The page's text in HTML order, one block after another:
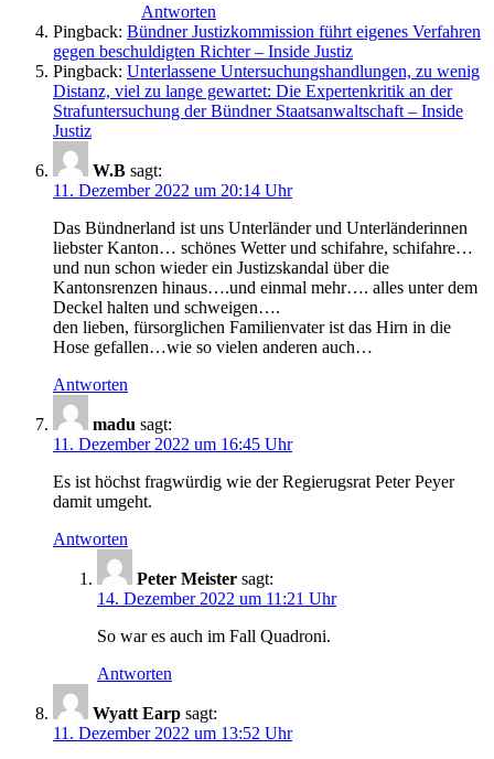
Antworten
Pingback: Bündner Justizkommission führt eigenes Verfahren
gegen beschuldigten Richter – Inside Justiz
Pingback: Unterlassene Untersuchungshandlungen, zu wenig
Distanz, viel zu lange gewartet: Die Expertenkritik an der
Strafuntersuchung der Bündner Staatsanwaltschaft – Inside
Justiz
W.B sagt:
11. Dezember 2022 um 20:14 Uhr
Das Bündnerland ist uns Unterländer und Unterländerinnen
liebster Kanton… schönes Wetter und schifahre, schifahre…
und nun schon wieder ein Justizskandal über die
Kantonsrenzen hinaus….und einmal mehr…. alles unter dem
Deckel halten und schweigen….
den lieben, fürsorglichen Familienvater ist das Hirn in die
Hose gefallen…wie so vielen anderen auch…
Antworten
madu sagt:
11. Dezember 2022 um 16:45 Uhr
Es ist höchst fragwürdig wie der Regierugsrat Peter Peyer
damit umgeht.
Antworten
Peter Meister sagt:
14. Dezember 2022 um 11:21 Uhr
So war es auch im Fall Quadroni.
Antworten
Wyatt Earp sagt:
11. Dezember 2022 um 13:52 Uhr